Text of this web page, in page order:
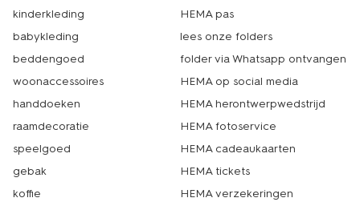
kinderkleding
babykleding
beddengoed
woonaccessoires
handdoeken
raamdecoratie
speelgoed
gebak
koffie
HEMA pas
lees onze folders
folder via Whatsapp ontvangen
HEMA op social media
HEMA herontwerpwedstrijd
HEMA fotoservice
HEMA cadeaukaarten
HEMA tickets
HEMA verzekeringen